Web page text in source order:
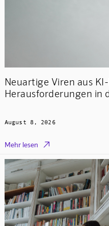
Neuartige Viren aus
Herausforderungen in
August 8, 2026
Mehr lesen 